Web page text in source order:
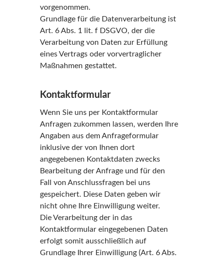
vorgenommen.
Grundlage für die Datenverarbeitung ist
Art. 6 Abs. 1 lit. f DSGVO, der die
Verarbeitung von Daten zur Erfüllung
eines Vertrags oder vorvertraglicher
Maßnahmen gestattet.
Kontaktformular
Wenn Sie uns per Kontaktformular
Anfragen zukommen lassen, werden Ihre
Angaben aus dem Anfrageformular
inklusive der von Ihnen dort
angegebenen Kontaktdaten zwecks
Bearbeitung der Anfrage und für den
Fall von Anschlussfragen bei uns
gespeichert. Diese Daten geben wir
nicht ohne Ihre Einwilligung weiter.
Die Verarbeitung der in das
Kontaktformular eingegebenen Daten
erfolgt somit ausschließlich auf
Grundlage Ihrer Einwilligung (Art. 6 Abs.